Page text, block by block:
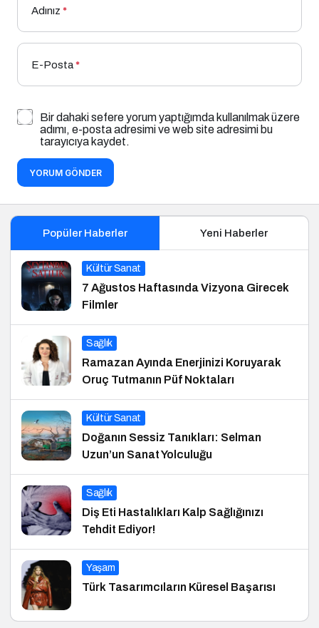
Adınız *
E-Posta*
Bir dahaki sefere yorum yaptığımda kullanılmak üzere
adımı, e-posta adresimi ve web site adresimi bu
tarayıcıya kaydet.
YORUM GÖNDER
Popüler Haberler Yeni Haberler
Kültür Sanat
7 Ağustos Haftasında Vizyona Girecek
Filmler
Sağlık
Ramazan Ayında Enerjinizi Koruyarak
Oruç Tutmanın Püf Noktaları
Kültür Sanat
Doğanın Sessiz Tanıkları: Selman
Uzun’un Sanat Yolculuğu
Sağlık
Diş Eti Hastalıkları Kalp Sağlığınızı
Tehdit Ediyor!
Yaşam
Türk Tasarımcıların Küresel Başarısı